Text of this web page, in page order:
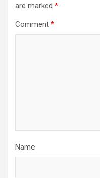
are marked *
Comment *
Name